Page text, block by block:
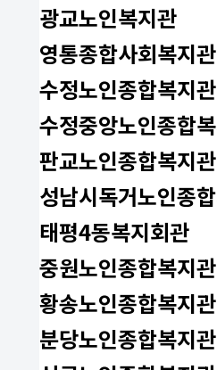
광교노인복지관
영통종합사회복지관
수정노인종합복지관
수정중앙노인종합
판교노인종합복지관
성남시독거노인종
태평4동복지회관
중원노인종합복지관
황송노인종합복지관
분당노인종합복지관